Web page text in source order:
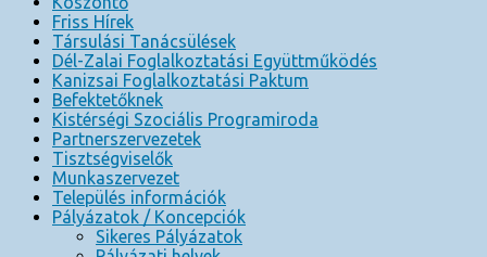
Friss Hírek
Társulási Tanácsülések
Dél-Zalai Foglalkoztatási Együttműködés
Kanizsai Foglalkoztatási Paktum
Befektetőknek
Kistérségi Szociális Programiroda
Partnerszervezetek
Tisztségviselők
Munkaszervezet
Település információk
Pályázatok / Koncepciók
Sikeres Pályázatok